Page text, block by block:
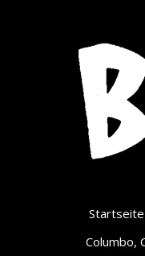
Startseite
Columbo,